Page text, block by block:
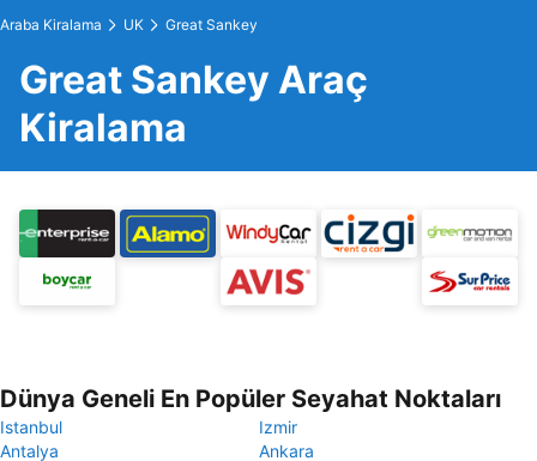
Araba Kiralama UK Great Sankey
Great Sankey Araç
Kiralama
Dünya Geneli En Popüler Seyahat Noktaları
Istanbul
Izmir
Antalya
Ankara